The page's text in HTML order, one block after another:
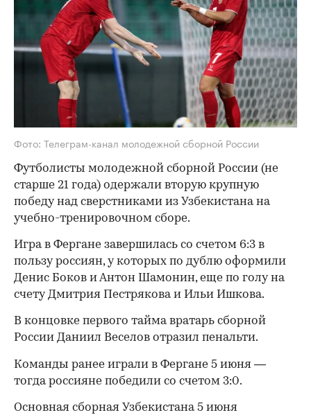
Фото: Телеграм-канал молодежной сборной России
Футболисты молодежной сборной России (не
старше 21 года) одержали вторую крупную
победу над сверстниками из Узбекистана на
учебно-тренировочном сборе.
Игра в Фергане завершилась со счетом 6:3 в
пользу россиян, у которых по дублю оформили
Денис Боков и Антон Шамонин, еще по голу на
счету Дмитрия Пестрякова и Ильи Ишкова.
В концовке первого тайма вратарь сборной
России Даниил Веселов отразил пенальти.
Команды ранее играли в Фергане 5 июня —
тогда россияне победили со счетом 3:0.
Основная сборная Узбекистана 5 июня